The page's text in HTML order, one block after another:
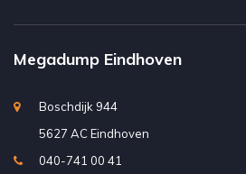
Megadump Eindhoven
Boschdijk 944
5627 AC Eindhoven
040-741 00 41